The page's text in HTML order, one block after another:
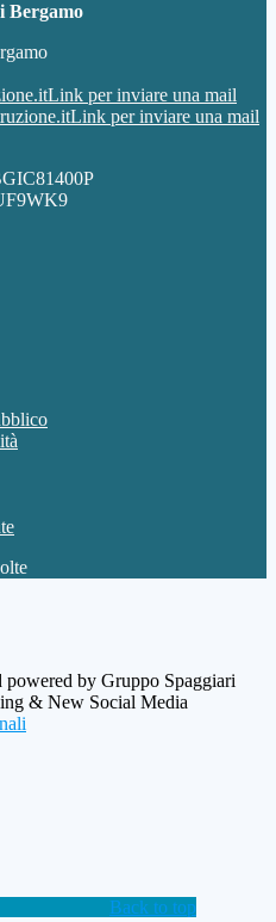
Bergamo
Link per inviare una mail
Link per inviare una mail
by Gruppo Spaggiari
& New Social Media
Back to top